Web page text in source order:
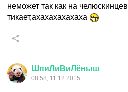
неможет так как на
тикает,ахахахахахаха
ШпиЛиВиЛёныш
08:58, 11.12.2015